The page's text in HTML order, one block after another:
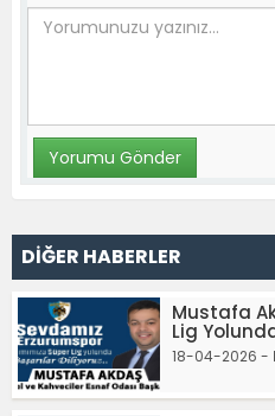
DİĞER HABERLER
Mustafa
Lig
18-04-2026 -